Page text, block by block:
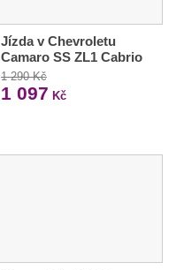
Jízda v Chevroletu
Camaro SS ZL1 Cabrio
1 290 Kč
1 097 Kč